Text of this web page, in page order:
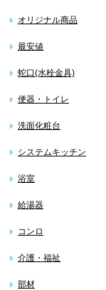
オリジナル商品
最安値
蛇口(水栓金具)
便器・トイレ
洗面化粧台
システムキッチン
浴室
給湯器
コンロ
介護・福祉
部材